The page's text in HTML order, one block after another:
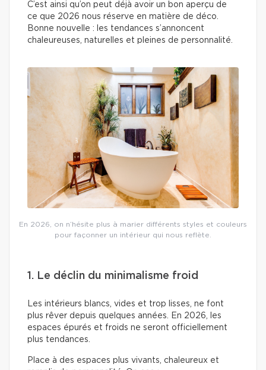
C’est ainsi qu’on peut déjà avoir un bon aperçu de
ce que 2026 nous réserve en matière de déco.
Bonne nouvelle : les tendances s’annoncent
chaleureuses, naturelles et pleines de personnalité.
En 2026, on n’hésite plus à marier différents styles et couleurs
pour façonner un intérieur qui nous reflète.
1. Le déclin du minimalisme froid
Les intérieurs blancs, vides et trop lisses, ne font
plus rêver depuis quelques années. En 2026, les
espaces épurés et froids ne seront officiellement
plus tendances.
Place à des espaces plus vivants, chaleureux et